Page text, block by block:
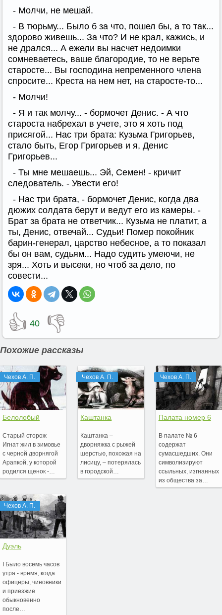
- Молчи, не мешай.
- В тюрьму... Было б за что, пошел бы, а то так...
здорово живешь... За что? И не крал, кажись, и
не дрался... А ежели вы насчет недоимки
сомневаетесь, ваше благородие, то не верьте
старосте... Вы господина непременного члена
спросите... Креста на нем нет, на старосте-то...
- Молчи!
- Я и так молчу... - бормочет Денис. - А что
староста набрехал в учете, это я хоть под
присягой... Нас три брата: Кузьма Григорьев,
стало быть, Егор Григорьев и я, Денис
Григорьев...
- Ты мне мешаешь... Эй, Семен! - кричит
следователь. - Увести его!
- Нас три брата, - бормочет Денис, когда два
дюжих солдата берут и ведут его из камеры. -
Брат за брата не ответчик... Кузьма не платит, а
ты, Денис, отвечай... Судьи! Помер покойник
барин-генерал, царство небесное, а то показал
бы он вам, судьям... Надо судить умеючи, не
зря... Хоть и высеки, но чтоб за дело, по
совести...
👍 40 👎
Похожие рассказы
Чехов А. П.
Белолобый
Старый сторож
Игнат жил в зимовье
с черной дворнягой
Арапкой, у которой
родился щенок -…
Чехов А. П.
Дуэль
I Было восемь часов
утра - время, когда
офицеры, чиновники
и приезжие
обыкновенно
после…
Чехов А. П.
Каштанка
Каштанка –
дворняжка с рыжей
шерстью, похожая на
лисицу, – потерялась
в городской…
Чехов А. П.
Палата номер 6
В палате № 6
содержат
сумасшедших. Они
символизируют
ссыльных, изгнанных
из общества за…